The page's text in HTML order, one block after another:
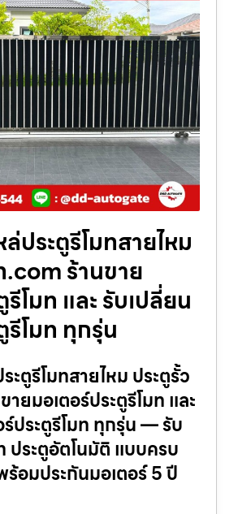
ประตูรีโมทสายไหม
.com ร้านขาย
โมท และ รับเปลี่ยน
รีโมท ทุกรุ่น
ะตูรีโมทสายไหม ประตูรั้ว
ยมอเตอร์ประตูรีโมท และ
ประตูรีโมท ทุกรุ่น — รับ
ประตูอัตโนมัติ แบบครบ
อมประกันมอเตอร์ 5 ปี